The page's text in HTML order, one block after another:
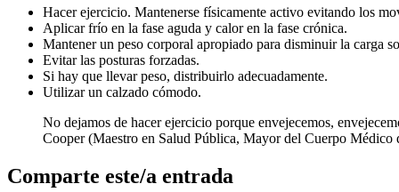
Hacer ejercicio. Mantenerse físicamente activo evitando los
Aplicar frío en la fase aguda y calor en la fase crónica.
Mantener un peso corporal apropiado para disminuir la carga
Evitar las posturas forzadas.
Si hay que llevar peso, distribuirlo adecuadamente.
Utilizar un calzado cómodo.
No dejamos de hacer ejercicio porque envejecemos,
Cooper (Maestro en Salud Pública, Mayor del Cuerpo Médico
Comparte este/a entrada